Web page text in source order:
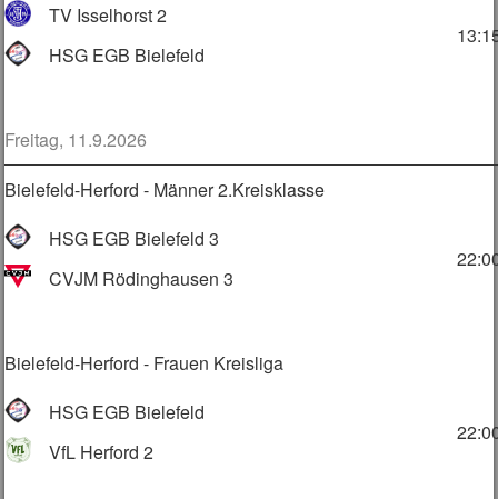
TV Isselhorst 2
HSG EGB Bielefeld
Freitag, 11.9.2026
Bielefeld-Herford - Männer 2.Kreisklasse
HSG EGB Bielefeld 3
CVJM Rödinghausen 3
Bielefeld-Herford - Frauen Kreisliga
HSG EGB Bielefeld
VfL Herford 2